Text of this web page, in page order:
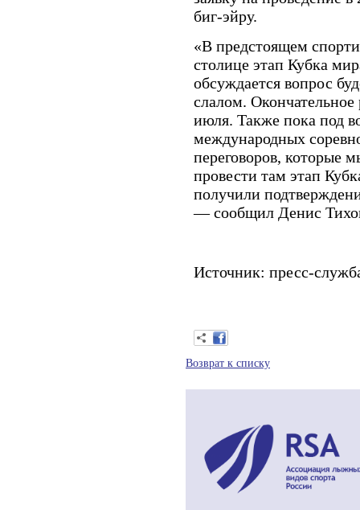
биг-эйру.
«В предстоящем
столице этап Кубка
обсуждается вопрос
слалом. Окончательное
июля. Также пока под
международных
переговоров, которые
провести там этап
получили
— сообщил Денис
Источник: пресс-
Возврат к списку